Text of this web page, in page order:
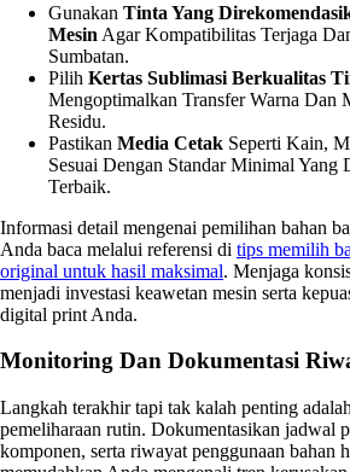
Gunakan Tinta Yang
Mesin Agar Kompatibilitas Terjaga
Sumbatan.
Pilih Kertas Sublimasi Berkualitas
Mengoptimalkan Transfer Warna Dan
Residu.
Pastikan Media Cetak Seperti Kain,
Sesuai Dengan Standar Minimal Yang
Terbaik.
Informasi detail mengenai pemilihan bahan
Anda baca melalui referensi di tips memilih
original untuk hasil maksimal. Menjaga
menjadi investasi keawetan mesin serta
digital print Anda.
Monitoring Dan Dokumentasi
Langkah terakhir tapi tak kalah penting
pemeliharaan rutin. Dokumentasikan jadwal
komponen, serta riwayat penggunaan bahan